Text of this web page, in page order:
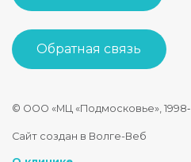
Обратная связь
© ООО «МЦ «Подмосковье», 1998‑
Стоматология Подмосковье
Сайт создан в Волге-Веб